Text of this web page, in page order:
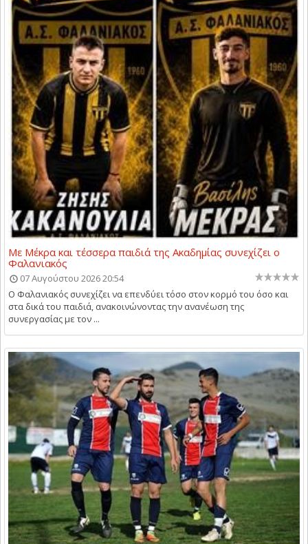
Με Μέκρα και τέσσερα παιδιά της Ακαδημίας συνεχίζει ο
Φαλανιακός
07 Αυγούστου 2026 20:54
Ο Φαλανιακός συνεχίζει να επενδύει τόσο στον κορμό του όσο και
στα δικά του παιδιά, ανακοινώνοντας την ανανέωση της
συνεργασίας με τον ...